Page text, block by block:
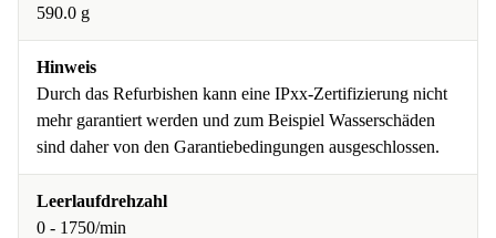
590.0 g
Hinweis
Durch das Refurbishen kann eine IPxx-Zertifizierung nicht
mehr garantiert werden und zum Beispiel Wasserschäden
sind daher von den Garantiebedingungen ausgeschlossen.
Leerlaufdrehzahl
0 - 1750/min